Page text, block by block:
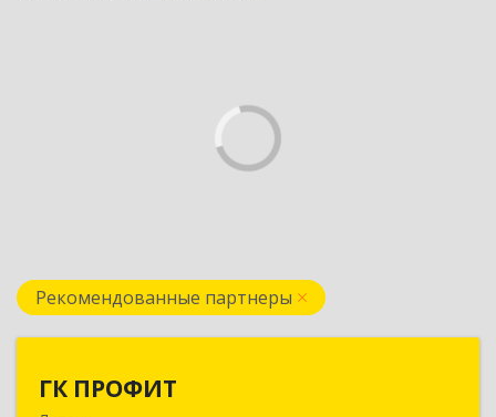
Рекомендованные партнеры
ГК ПРОФИТ